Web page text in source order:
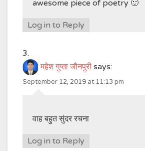
awesome piece of poetry 🙂
Log in to Reply
महेश गुप्ता जौनपुरी says:
September 12, 2019 at 11:13 pm
वाह बहुत सुंदर रचना
Log in to Reply